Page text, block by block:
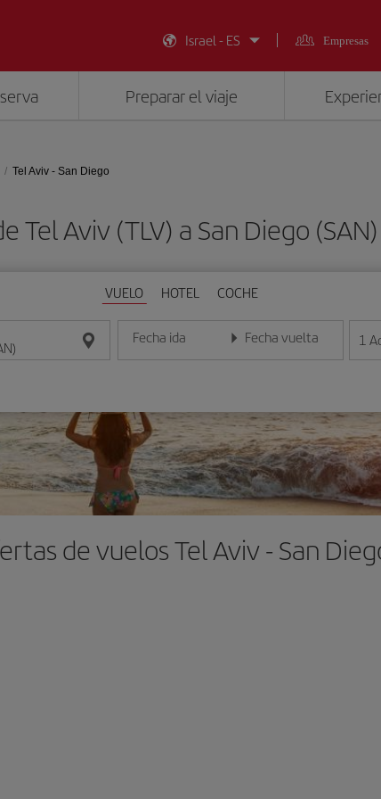
Israel - ES
Empresas
Preparar el viaje
Tel Aviv - San Diego
Tel Aviv (TLV) a San Diego
VUELO HOTEL COCHE
Fecha ida
Introduce la fecha en formato día/mes/año
Fecha vuelta
Introduce la fecha en 1
de vuelos Tel Aviv - San